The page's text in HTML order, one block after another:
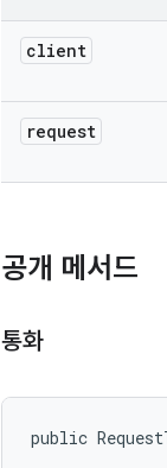
client
request
공개 메서드
통화
public